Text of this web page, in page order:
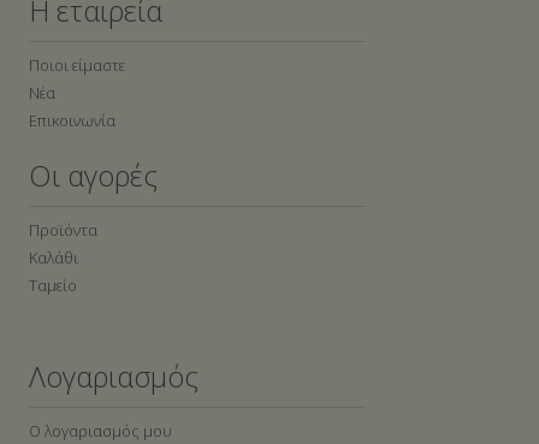
Η εταιρεία
Ποιοι είμαστε
Νέα
Επικοινωνία
Οι αγορές
Προϊόντα
Καλάθι
Ταμείο
Λογαριασμός
Ο λογαριασμός μου